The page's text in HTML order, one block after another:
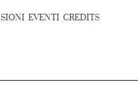
EVENTI CREDITS